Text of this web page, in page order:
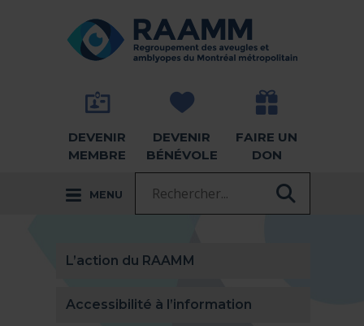
RETOUR À LA PAGE D'ACCUEIL -
DEVENIR
MEMBRE
DEVENIR
BÉNÉVOLE
FAIRE UN
DON
MENU
L’action du RAAMM
Accessibilité à l’information